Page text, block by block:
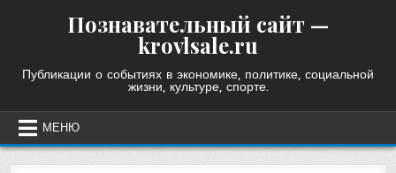
Познавательный сайт —
krovlsale.ru
Публикации о событиях в экономике, политике, социальной
жизни, культуре, спорте.
МЕНЮ